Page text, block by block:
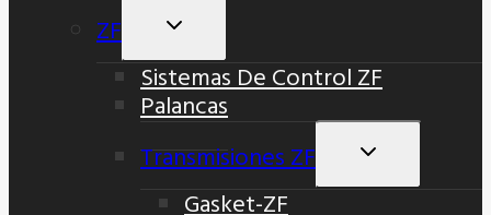
ZF
Alternar
Hijo
Sistemas De Control ZF
Palancas
Transmisiones ZF
Alternar
Gasket-ZF